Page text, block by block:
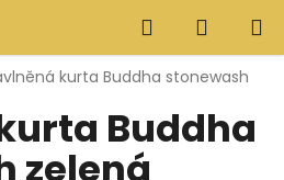
Hledat
KOŠÍK
kurta Buddha stonewash
Buddha
zelená